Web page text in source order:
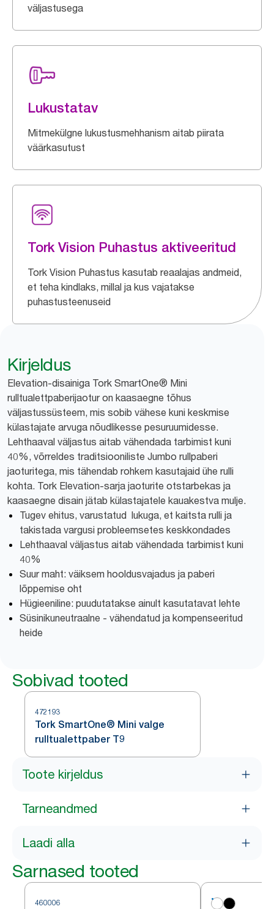
väljastusega
Lukustatav
Mitmekülgne lukustusmehhanism aitab piirata
väärkasutust
Tork Vision Puhastus aktiveeritud
Tork Vision Puhastus kasutab reaalajas andmeid,
et teha kindlaks, millal ja kus vajatakse
puhastusteenuseid
Kirjeldus
Elevation-disainiga Tork SmartOne® Mini
rulltualettpaberijaotur on kaasaegne tõhus
väljastussüsteem, mis sobib vähese kuni keskmise
külastajate arvuga nõudlikesse pesuruumidesse.
Lehthaaval väljastus aitab vähendada tarbimist kuni
40%, võrreldes traditsiooniliste Jumbo rullpaberi
jaoturitega, mis tähendab rohkem kasutajaid ühe rulli
kohta. Tork Elevation-sarja jaoturite otstarbekas ja
kaasaegne disain jätab külastajatele kauakestva mulje.
Tugev ehitus, varustatud lukuga, et kaitsta rulli ja
takistada vargusi probleemsetes keskkondades
Lehthaaval väljastus aitab vähendada tarbimist kuni
40%
Suur maht: väiksem hooldusvajadus ja paberi
lõppemise oht
Hügieeniline: puudutatakse ainult kasutatavat lehte
Süsinikuneutraalne - vähendatud ja kompenseeritud
heide
Sobivad tooted
472193
Tork SmartOne® Mini valge
rulltualettpaber T9
Toote kirjeldus
Tarneandmed
Laadi alla
Sarnased tooted
460006